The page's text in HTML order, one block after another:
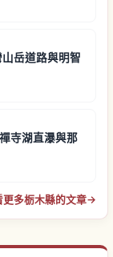
岳道路與明智
寺湖直瀑與那
更多栃木縣的文章→